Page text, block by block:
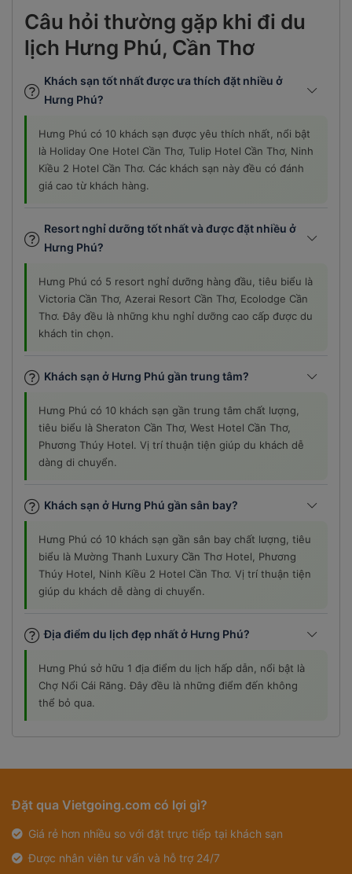
Câu hỏi thường gặp khi đi du
lịch Hưng Phú, Cần Thơ
Khách sạn tốt nhất được ưa thích đặt nhiều ở
Hưng Phú?
Hưng Phú có 10 khách sạn được yêu thích nhất, nổi bật
là Holiday One Hotel Cần Thơ, Tulip Hotel Cần Thơ, Ninh
Kiều 2 Hotel Cần Thơ. Các khách sạn này đều có đánh
giá cao từ khách hàng.
Resort nghỉ dưỡng tốt nhất và được đặt nhiều ở
Hưng Phú?
Hưng Phú có 5 resort nghỉ dưỡng hàng đầu, tiêu biểu là
Victoria Cần Thơ, Azerai Resort Cần Thơ, Ecolodge Cần
Thơ. Đây đều là những khu nghỉ dưỡng cao cấp được du
khách tin chọn.
Khách sạn ở Hưng Phú gần trung tâm?
Hưng Phú có 10 khách sạn gần trung tâm chất lượng,
tiêu biểu là Sheraton Cần Thơ, West Hotel Cần Thơ,
Phương Thúy Hotel. Vị trí thuận tiện giúp du khách dễ
dàng di chuyển.
Khách sạn ở Hưng Phú gần sân bay?
Hưng Phú có 10 khách sạn gần sân bay chất lượng, tiêu
biểu là Mường Thanh Luxury Cần Thơ Hotel, Phương
Thúy Hotel, Ninh Kiều 2 Hotel Cần Thơ. Vị trí thuận tiện
giúp du khách dễ dàng di chuyển.
Địa điểm du lịch đẹp nhất ở Hưng Phú?
Hưng Phú sở hữu 1 địa điểm du lịch hấp dẫn, nổi bật là
Chợ Nổi Cái Răng. Đây đều là những điểm đến không
thể bỏ qua.
Đặt qua Vietgoing.com có lợi gì?
Giá rẻ hơn nhiều so với đặt trực tiếp tại khách sạn
Được nhân viên tư vấn và hỗ trợ 24/7